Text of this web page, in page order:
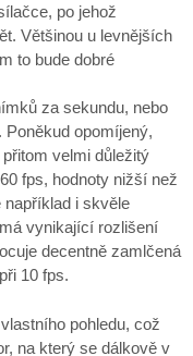
po jehož
Většinou u levnějších
to bude dobré
za sekundu, nebo
opomíjený,
velmi důležitý
fps, hodnoty nižší než
například i skvěle
vynikající rozlišení
decentně zamlčená
10 fps.
pohledu, což
na který se dálkově v